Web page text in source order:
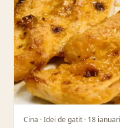
Cina · Idei de gatit · 18